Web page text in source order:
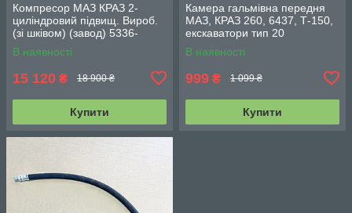
Компресор МАЗ КРАЗ 2-
циліндровий підвищ. Вироб.
(зі шківом) (завод) 5336-
3509012-10
В наявності
15 120 ₴ 18 900 ₴
Купити
Камера гальмівна передня
МАЗ, КРАЗ 260, 6437, Т-150,
екскаватори тип 20
18.3519110
В наявності
999 ₴ 1 099 ₴
Купити